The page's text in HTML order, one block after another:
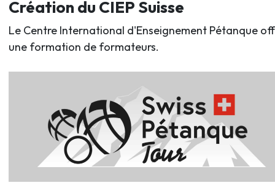
Création du CIEP Suisse
Le Centre International d'Enseignement Pétanque
une formation de formateurs.